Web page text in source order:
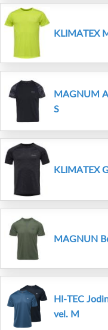
KLIMATEX
MAGNUM
S
KLIMATEX
MAGNUN
HI-TEC
vel. M